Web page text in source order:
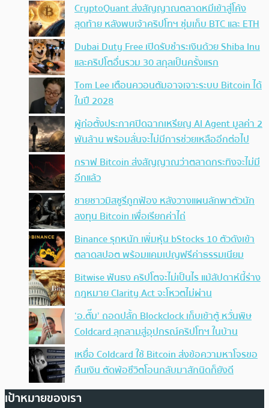
CryptoQuant ส่งสัญญาณตลาดหมีเข้าสู่โค้ง
สุดท้าย หลังพบเจ้าคริปโทฯ ซุ่มเก็บ BTC และ ETH
Dubai Duty Free เปิดรับชำระเงินด้วย Shiba Inu
และคริปโตอื่นรวม 30 สกุลเป็นครั้งแรก
Tom Lee เตือนควอนตัมอาจเจาะระบบ Bitcoin ได้
ในปี 2028
ผู้ก่อตั้งประกาศปิดฉากเหรียญ AI Agent มูลค่า 2
พันล้าน พร้อมลั่นจะไม่มีการช่วยเหลืออีกต่อไป
กราฟ Bitcoin ส่งสัญญาณว่าตลาดกระทิงจะไม่มี
อีกแล้ว
ชายชาวมิสซูรีถูกฟ้อง หลังวางแผนลักพาตัวนัก
ลงทุน Bitcoin เพื่อเรียกค่าไถ่
Binance รุกหนัก เพิ่มหุ้น bStocks 10 ตัวดังเข้า
ตลาดสปอต พร้อมแคมเปญฟรีค่าธรรมเนียม
Bitwise ฟันธง คริปโตจะไม่เป็นไร แม้สัปดาห์นี้ร่าง
กฎหมาย Clarity Act จะโหวตไม่ผ่าน
‘อ.ตั๊ม’ ถอดปลั้ก Blockclock เก็บเข้าตู้ หวั่นพิษ
Coldcard ลุกลามสู่อุปกรณ์คริปโทฯ ในบ้าน
เหยื่อ Coldcard ใช้ Bitcoin ส่งข้อความหาโจรขอ
คืนเงิน ตัดพ้อชีวิตโอนกลับมาสักนิดก็ยังดี
เป้าหมายของเรา